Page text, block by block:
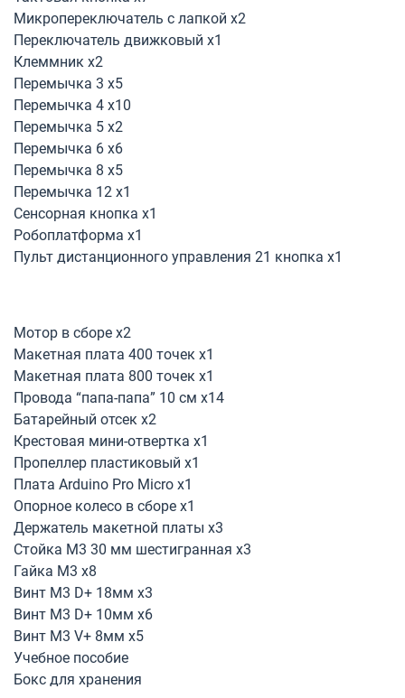
Микропереключатель с лапкой х2
Переключатель движковый х1
Клеммник х2
Перемычка 3 х5
Перемычка 4 х10
Перемычка 5 х2
Перемычка 6 х6
Перемычка 8 х5
Перемычка 12 х1
Сенсорная кнопка х1
Робоплатформа х1
Пульт дистанционного управления 21 кнопка х1
Мотор в сборе х2
Макетная плата 400 точек х1
Макетная плата 800 точек х1
Провода “папа-папа” 10 см x14
Батарейный отсек x2
Крестовая мини-отвертка х1
Пропеллер пластиковый х1
Плата Arduino Pro Micro х1
Опорное колесо в сборе х1
Держатель макетной платы х3
Стойка М3 30 мм шестигранная х3
Гайка М3 х8
Винт М3 D+ 18мм х3
Винт M3 D+ 10мм х6
Винт M3 V+ 8мм х5
Учебное пособие
Бокс для хранения